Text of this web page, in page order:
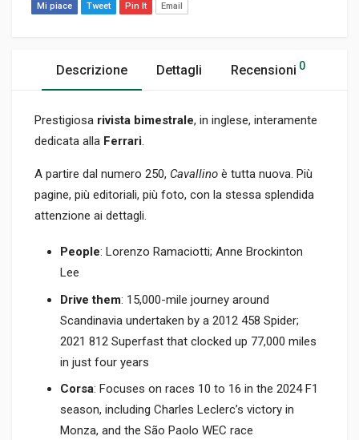
Mi piace Tweet Pin It Email
Descrizione Dettagli Recensioni 0
Prestigiosa rivista bimestrale, in inglese, interamente
dedicata alla Ferrari.
A partire dal numero 250, Cavallino è tutta nuova. Più
pagine, più editoriali, più foto, con la stessa splendida
attenzione ai dettagli.
People: Lorenzo Ramaciotti; Anne Brockinton
Lee
Drive them: 15,000-mile journey around
Scandinavia undertaken by a 2012 458 Spider;
2021 812 Superfast that clocked up 77,000 miles
in just four years
Corsa: Focuses on races 10 to 16 in the 2024 F1
season, including Charles Leclerc’s victory in
Monza, and the São Paolo WEC race